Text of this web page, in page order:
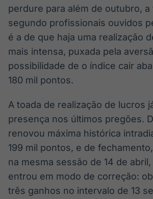
perdure para além de outubro, a
segundo profissionais ouvidos
é a de que haja uma realização
mais intensa, puxada pela
possibilidade de o índice cair
180 mil pontos.
A toada de realização de lucros
presença nos últimos pregões.
renovou máxima histórica
199 mil pontos, e de
na mesma sessão de 14 de
entrou em modo de correção:
três ganhos no intervalo de 13